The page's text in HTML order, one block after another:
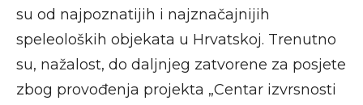
su od najpoznatijih i najznačajnijih
speleoloških objekata u Hrvatskoj. Trenutno
su, nažalost, do daljnjeg zatvorene za posjete
zbog provođenja projekta „Centar izvrsnosti